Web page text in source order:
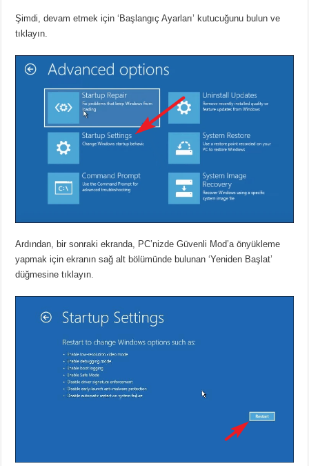
Şimdi, devam etmek için ‘Başlangıç ​​Ayarları’ kutucuğunu bulun ve
tıklayın.
Ardından, bir sonraki ekranda, PC’nizde Güvenli Mod’a önyükleme
yapmak için ekranın sağ alt bölümünde bulunan ‘Yeniden Başlat’
düğmesine tıklayın.